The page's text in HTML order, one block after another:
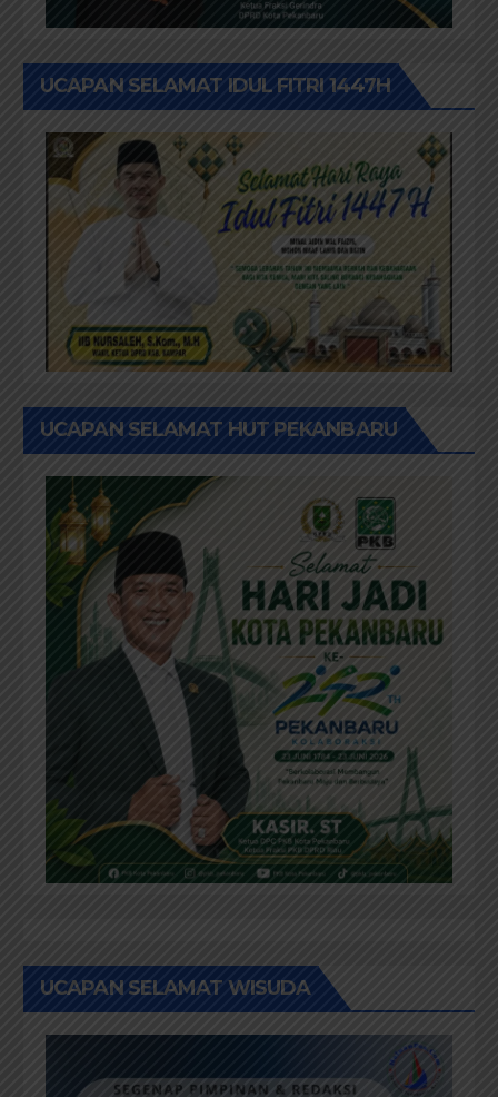
UCAPAN SELAMAT IDUL FITRI 1447H
UCAPAN SELAMAT HUT PEKANBARU
UCAPAN SELAMAT WISUDA